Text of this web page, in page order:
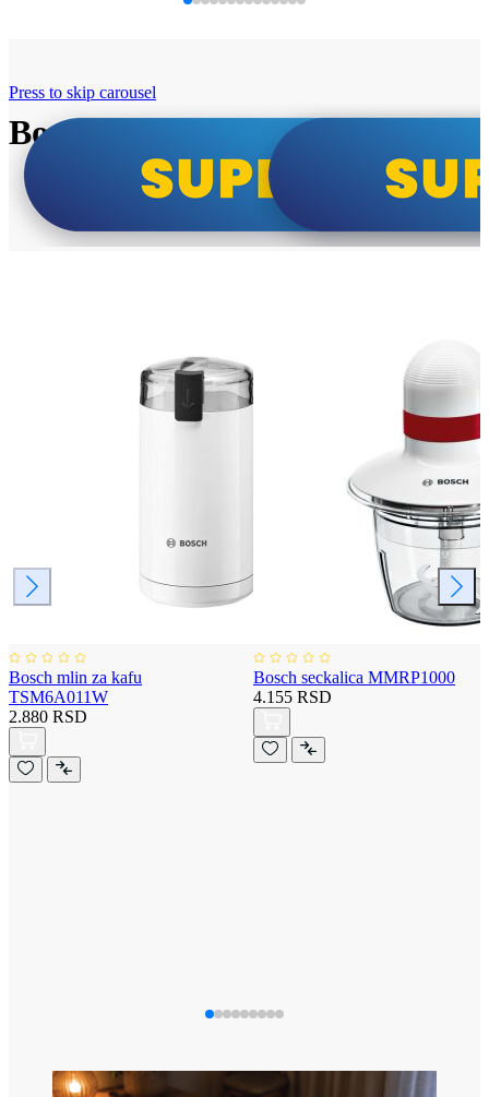
Bosch super cene
Press to skip carousel
Bosch mlin za kafu
TSM6A011W
2.880 RSD
Bosch seckalica MMRP1000
4.155 RSD